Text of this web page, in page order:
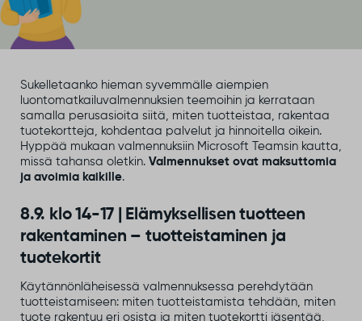
Sukelletaanko hieman syvemmälle aiempien
luontomatkailuvalmennuksien teemoihin ja kerrataan
samalla perusasioita siitä, miten tuotteistaa, rakentaa
tuotekortteja, kohdentaa palvelut ja hinnoitella oikein.
Hyppää mukaan valmennuksiin Microsoft Teamsin kautta,
missä tahansa oletkin. Valmennukset ovat maksuttomia
ja avoimia kaikille.
8.9. klo 14-17 | Elämyksellisen tuotteen
rakentaminen – tuotteistaminen ja
tuotekortit
Käytännönläheisessä valmennuksessa perehdytään
tuotteistamiseen: miten tuotteistamista tehdään, miten
tuote rakentuu eri osista ja miten tuotekortti jäsentää,